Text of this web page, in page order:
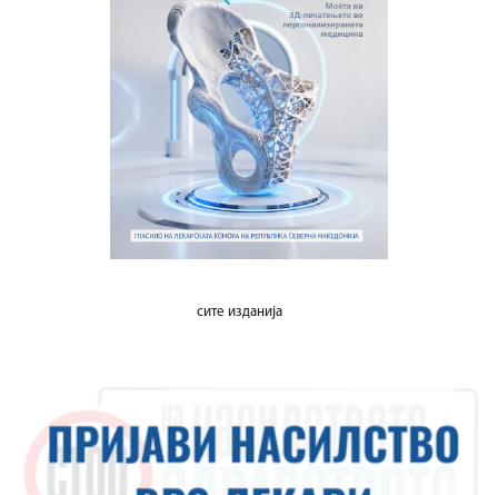
сите изданија